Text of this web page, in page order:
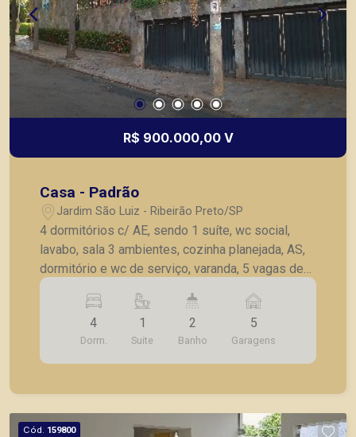
R$ 900.000,00 V
Casa - Padrão
Jardim São Luiz - Ribeirão Preto/SP
4 dormitórios c/ AE, sendo 1 suíte, wc social,
lavabo, sala 3 ambientes, cozinha planejada, AS,
dormitório e wc de serviço, varanda, 5 vagas de
garagem.
4
Dorm.
1
Suite
2
Banho
5
Garagens
Cód. 159800